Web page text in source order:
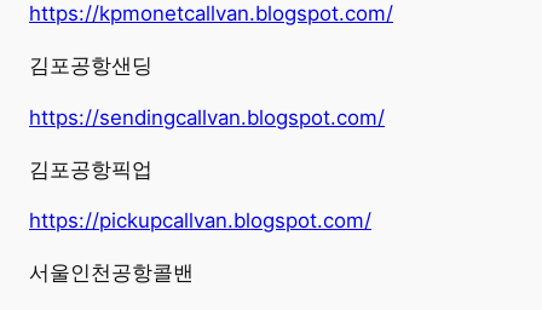
https://kpmonetcallvan.blogspot.com/
김포공항샌딩
https://sendingcallvan.blogspot.com/
김포공항픽업
https://pickupcallvan.blogspot.com/
서울인천공항콜밴